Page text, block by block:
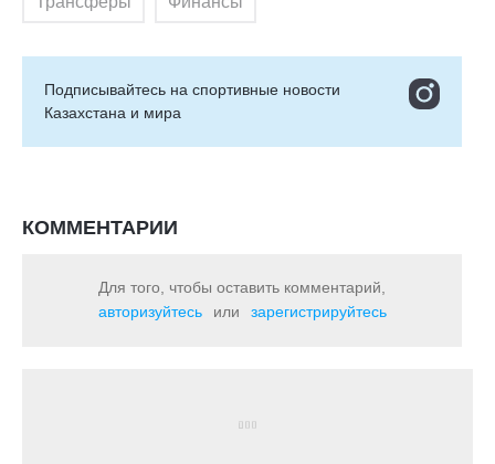
Подписывайтесь на cпортивные новости
Казахстана и мира
КОММЕНТАРИИ
Для того, чтобы оставить комментарий,
авторизуйтесь
или зарегистрируйтесь